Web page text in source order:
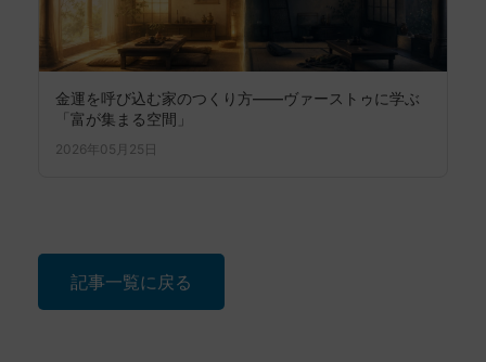
金運を呼び込む家のつくり方――ヴァーストゥに学ぶ
「富が集まる空間」
2026年05月25日
記事一覧に戻る